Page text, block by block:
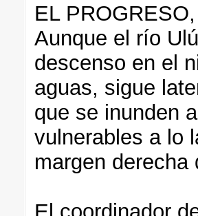
EL
Aunque el río
descenso en el
aguas, sigue
que se inunden
vulnerables a lo
margen